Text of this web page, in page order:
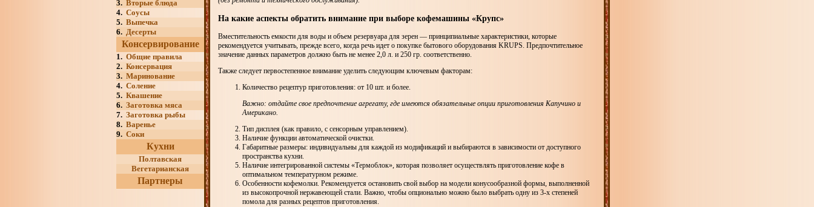
3. Вторые блюда
4. Соусы
5. Выпечка
6. Десерты
Консервирование
1. Общие правила
2. Консервация
3. Маринование
4. Соление
5. Квашение
6. Заготовка мяса
7. Заготовка рыбы
8. Варенье
9. Соки
Кухни
Полтавская
Вегетарианская
Партнеры
На какие аспекты обратить внимание при выборе кофемашины «Крупс»
Вместительность емкости для воды и объем резервуара для зерен — принципиальные характеристики, которые
рекомендуется учитывать, прежде всего, когда речь идет о покупке бытового оборудования KRUPS. Предпочтительное
значение данных параметров должно быть не менее 2,0 л. и 250 гр. соответственно.
Также следует первостепенное внимание уделить следующим ключевым факторам:
Количество рецептур приготовления: от 10 шт. и более.
Важно: отдайте свое предпочтение агрегату, где имеются обязательные опции приготовления Капучино и
Американо.
Тип дисплея (как правило, с сенсорным управлением).
Наличие функции автоматической очистки.
Габаритные размеры: индивидуальны для каждой из модификаций и выбираются в зависимости от доступного
пространства кухни.
Наличие интегрированной системы «Термоблок», которая позволяет осуществлять приготовление кофе в
оптимальном температурном режиме.
Особенности кофемолки. Рекомендуется остановить свой выбор на модели конусообразной формы, выполненной
из высокопрочной нержавеющей стали. Важно, чтобы опционально можно было выбрать одну из 3-х степеней
помола для разных рецептов приготовления.